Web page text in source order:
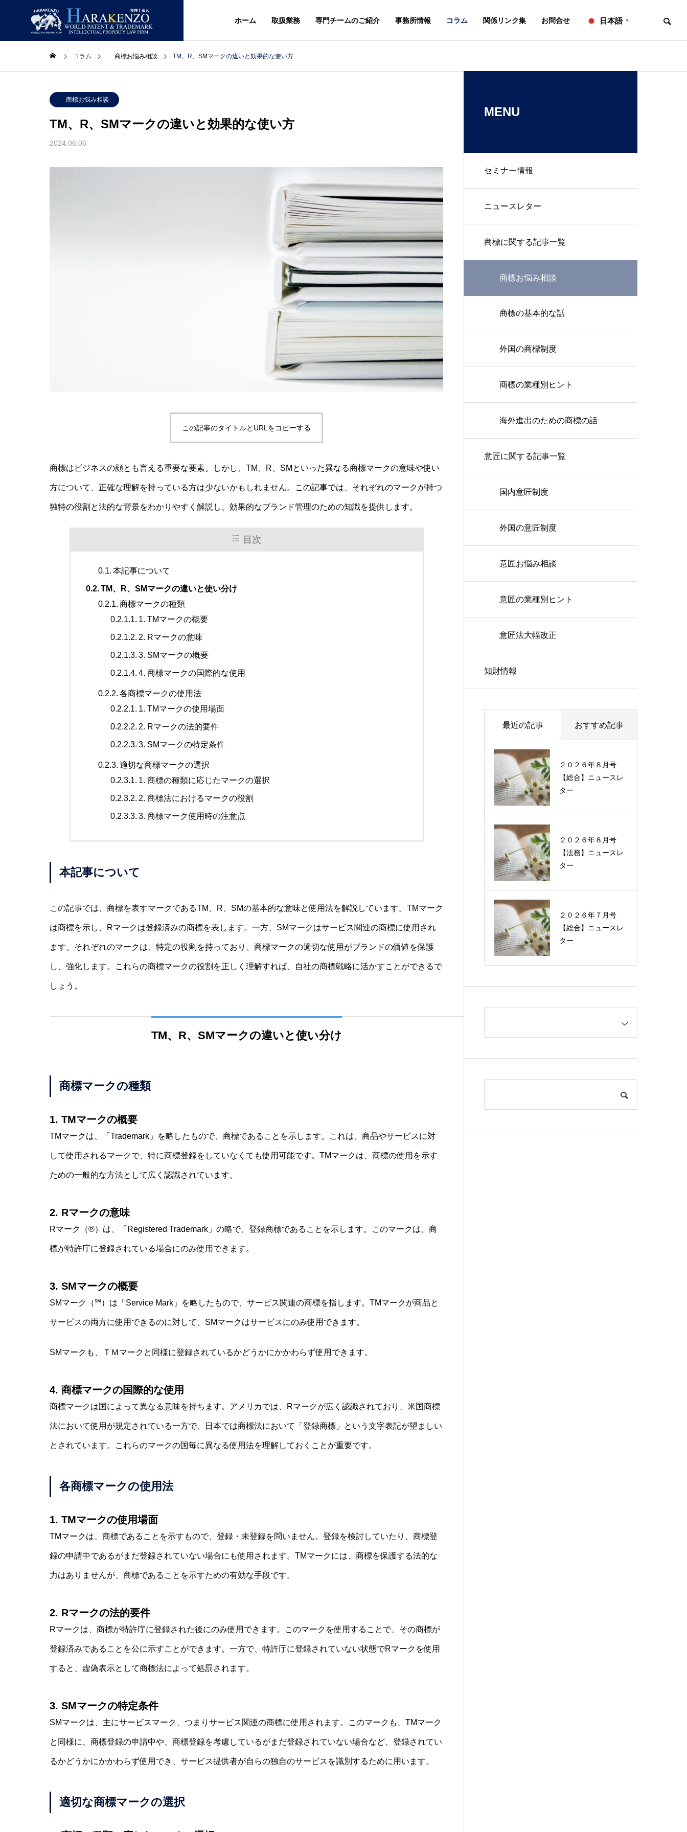
ホーム 取扱業務 専門チームのご紹介 事務所情報 コラム 関係リンク集 お問合せ 日本語 ▼
取扱業務
MARK & DESIGN
商標・意匠
GLOBAL
事務所情報
事務所概要
アクセス
コラム
２０２６年８月号【法務】ニ
２０２６年７月号【総合】ニ
ュースレター
コラム 商標お悩み相談 TM、R、SMマークの違いと効果的な使い方
商標お悩み相談
TM、R、SMマークの違いと効果的な使い方
2024.06.06
この記事のタイトルとURLをコピーする
商標はビジネスの顔とも言える重要な要素。しかし、TM、R、SMといった異なる商標マークの意味や使い
方について、正確な理解を持っている方は少ないかもしれません。この記事では、それぞれのマークが持つ
独特の役割と法的な背景をわかりやすく解説し、効果的なブランド管理のための知識を提供します。
目次
本記事について
TM、R、SMマークの違いと使い分け
商標マークの種類
1. TMマークの概要
2. Rマークの意味
3. SMマークの概要
4. 商標マークの国際的な使用
各商標マークの使用法
1. TMマークの使用場面
2. Rマークの法的要件
3. SMマークの特定条件
適切な商標マークの選択
1. 商標の種類に応じたマークの選択
2. 商標法におけるマークの役割
3. 商標マーク使用時の注意点
本記事について
この記事では、商標を表すマークであるTM、R、SMの基本的な意味と使用法を解説しています。TMマーク
は商標を示し、Rマークは登録済みの商標を表します。一方、SMマークはサービス関連の商標に使用され
ます。それぞれのマークは、特定の役割を持っており、商標マークの適切な使用がブランドの価値を保護
し、強化します。これらの商標マークの役割を正しく理解すれば、自社の商標戦略に活かすことができるで
しょう。
TM、R、SMマークの違いと使い分け
商標マークの種類
1. TMマークの概要
TMマークは、「Trademark」を略したもので、商標であることを示します。これは、商品やサービスに対
して使用されるマークで、特に商標登録をしていなくても使用可能です。TMマークは、商標の使用を示す
ための一般的な方法として広く認識されています。
2. Rマークの意味
Rマーク（®）は、「Registered Trademark」の略で、登録商標であることを示します。このマークは、商
標が特許庁に登録されている場合にのみ使用できます。
3. SMマークの概要
SMマーク（℠）は「Service Mark」を略したもので、サービス関連の商標を指します。TMマークが商品と
サービスの両方に使用できるのに対して、SMマークはサービスにのみ使用できます。
SMマークも、ＴＭマークと同様に登録されているかどうかにかかわらず使用できます。
4. 商標マークの国際的な使用
商標マークは国によって異なる意味を持ちます。アメリカでは、Rマークが広く認識されており、米国商標
法において使用が規定されている一方で、日本では商標法において「登録商標」という文字表記が望ましい
とされています。これらのマークの国毎に異なる使用法を理解しておくことが重要です。
各商標マークの使用法
1. TMマークの使用場面
TMマークは、商標であることを示すもので、登録・未登録を問いません。登録を検討していたり、商標登
録の申請中であるがまだ登録されていない場合にも使用されます。TMマークには、商標を保護する法的な
力はありませんが、商標であることを示すための有効な手段です。
2. Rマークの法的要件
Rマークは、商標が特許庁に登録された後にのみ使用できます。このマークを使用することで、その商標が
登録済みであることを公に示すことができます。一方で、特許庁に登録されていない状態でRマークを使用
すると、虚偽表示として商標法によって処罰されます。
3. SMマークの特定条件
SMマークは、主にサービスマーク、つまりサービス関連の商標に使用されます。このマークも、TMマーク
と同様に、商標登録の申請中や、商標登録を考慮しているがまだ登録されていない場合など、登録されてい
るかどうかにかかわらず使用でき、サービス提供者が自らの独自のサービスを識別するために用います。
適切な商標マークの選択
MENU
セミナー情報
ニュースレター
商標に関する記事一覧
商標お悩み相談
商標の基本的な話
外国の商標制度
商標の業種別ヒント
海外進出のための商標の話
意匠に関する記事一覧
国内意匠制度
外国の意匠制度
意匠お悩み相談
意匠の業種別ヒント
意匠法大幅改正
知財情報
最近の記事 おすすめ記事
２０２６年８月号
【総合】ニュースレ
ター
２０２６年８月号
【法務】ニュースレ
ター
２０２６年７月号
【総合】ニュースレ
ター
過去に配信したニュ
ースレターの一覧